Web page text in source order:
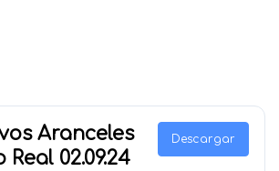
Aranceles
Real 02.09.24
Descargar